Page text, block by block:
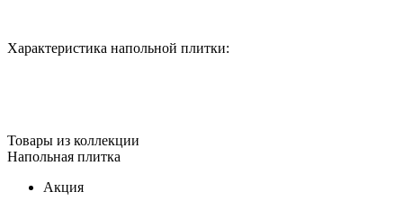
Характеристика напольной плитки:
Товары из коллекции
Напольная плитка
Акция